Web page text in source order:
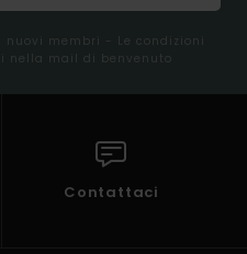
membri - Le condizioni
nella mail di benvenuto
Contattaci